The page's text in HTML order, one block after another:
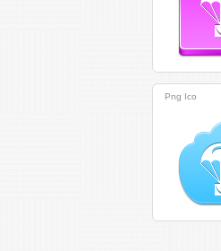
Png Ico